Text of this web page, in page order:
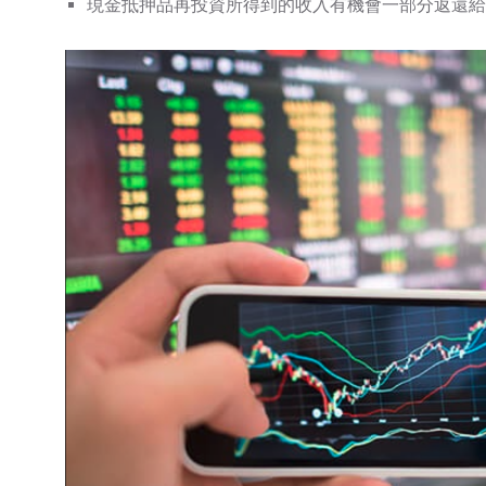
現金抵押品再投資所得到的收入有機會一部分返還